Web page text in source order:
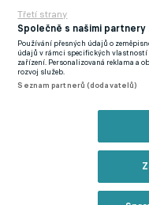
Podmínky užití
Zásady ochrany osobních údajů
Třetí strany
Společně s našimi
Používání přesných údajů o
údajů v rámci specifických
zařízení. Personalizovaná reklama a
rozvoj služeb.
Seznam partnerů (dodavatelů)